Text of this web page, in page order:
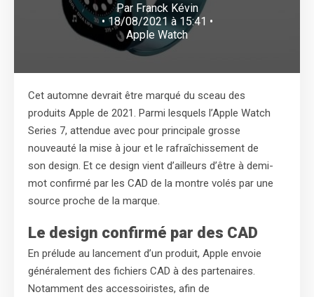
Par Franck Kévin
• 18/08/2021 à 15:41 •
Apple Watch
Cet automne devrait être marqué du sceau des
produits Apple de 2021. Parmi lesquels l’Apple Watch
Series 7, attendue avec pour principale grosse
nouveauté la mise à jour et le rafraîchissement de
son design. Et ce design vient d’ailleurs d’être à demi-
mot confirmé par les CAD de la montre volés par une
source proche de la marque.
Le design confirmé par des CAD
En prélude au lancement d’un produit, Apple envoie
généralement des fichiers CAD à des partenaires.
Notamment des accessoiristes, afin de